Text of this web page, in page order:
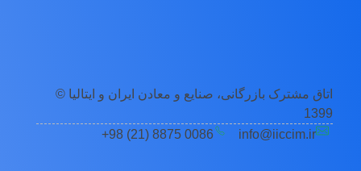
اتاق مشترک بازرگانی، صنایع و معادن ایران و ایتالیا ©
1399
info@iiccim.ir
0086 8875 (21) 98+